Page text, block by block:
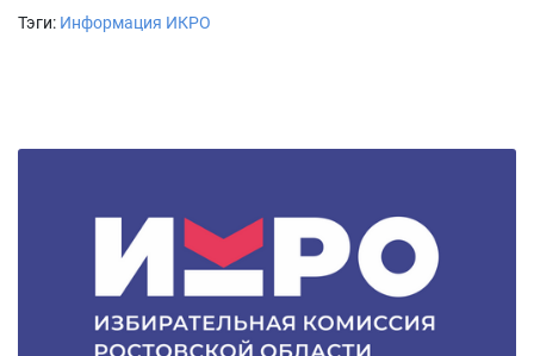
Тэги: Информация ИКРО